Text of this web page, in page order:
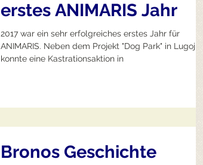
erstes ANIMARIS Jahr
2017 war ein sehr erfolgreiches erstes Jahr für
ANIMARIS. Neben dem Projekt "Dog Park" in Lugoj,
konnte eine Kastrationsaktion in
Bronos Geschichte